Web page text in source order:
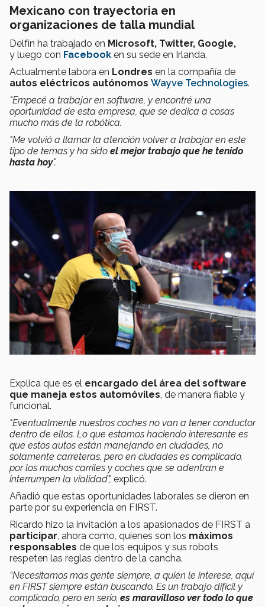
Mexicano con trayectoria en
organizaciones de talla mundial
Delfín ha trabajado en Microsoft, Twitter, Google,
y luego con Facebook en su sede en Irlanda.
Actualmente labora en Londres en la compañía de
autos eléctricos autónomos Wayve Technologies.
"Empecé a trabajar en software, y encontré una
oportunidad de esta empresa, que se dedica a cosas
mucho más de la robótica.
"Me volvió a llamar la atención volver a trabajar en este
tipo de temas y ha sido el mejor trabajo que he tenido
hasta hoy".
Explica que es el encargado del área del software
que maneja estos automóviles, de manera fiable y
funcional.
"Eventualmente nuestros coches no van a tener conductor
dentro de ellos. Lo que estamos haciendo interesante es
que estos autos están manejando en ciudades, no
solamente carreteras, pero en ciudades es complicado,
por los muchos carriles y coches que se adentran e
interrumpen la vialidad", explicó.
Añadió que estas oportunidades laborales se dieron en
parte por su experiencia en FIRST.
Ricardo hizo la invitación a los apasionados de FIRST a
participar, ahora como, quienes son los máximos
responsables de que los equipos y sus robots
respeten las reglas dentro de la cancha.
“Necesitamos más gente siempre, a quién le interese, aquí
en FIRST siempre están buscando. Es un trabajo difícil y
complicado, pero en serio, es maravilloso ver todo lo que